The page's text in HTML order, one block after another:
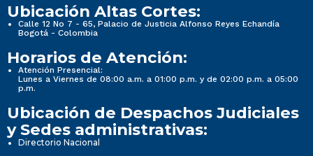
Ubicación Altas Cortes:
Calle 12 No 7 - 65, Palacio de Justicia Alfonso Reyes Echandía
Bogotá - Colombia
Horarios de Atención:
Atención Presencial:
Lunes a Viernes de 08:00 a.m. a 01:00 p.m. y de 02:00 p.m. a 05:00
p.m.
Ubicación de Despachos Judiciales
y Sedes administrativas:
Directorio Nacional